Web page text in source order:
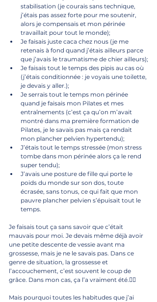
stabilisation (je courais sans technique,
j’étais pas assez forte pour me soutenir,
alors je compensais et mon périnée
travaillait pour tout le monde);
Je faisais juste caca chez nous (je me
retenais à fond quand j’étais ailleurs parce
que j’avais le traumatisme de chier ailleurs);
Je faisais tout le temps des pipis au cas où
(j’étais conditionnée : je voyais une toilette,
je devais y aller.);
Je serrais tout le temps mon périnée
quand je faisais mon Pilates et mes
entraînements (c’est ça qu’on m’avait
montré dans ma première formation de
Pilates, je le savais pas mais ça rendait
mon plancher pelvien hypertendu);
J’étais tout le temps stressée (mon stress
tombe dans mon périnée alors ça le rend
super tendu);
J’avais une posture de fille qui porte le
poids du monde sur son dos, toute
écrasée, sans tonus, ce qui fait que mon
pauvre plancher pelvien s’épuisait tout le
temps.
Je faisais tout ça sans savoir que c’était
mauvais pour moi. Je devais même déjà avoir
une petite descente de vessie avant ma
grossesse, mais je ne le savais pas. Dans ce
genre de situation, la grossesse et
l’accouchement, c’est souvent le coup de
grâce. Dans mon cas, ça l’a vraiment été.🤷‍♀️
Mais pourquoi toutes les habitudes que j’ai